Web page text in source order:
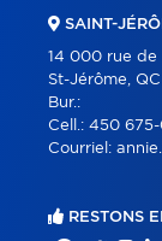
SAINT-
14 000 rue de
St-Jérôme,
Bur.:
Cell.: 450
Courriel:
RESTONS